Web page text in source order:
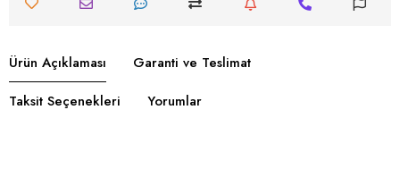
Ürün Açıklaması
Garanti ve Teslimat
Taksit Seçenekleri
Yorumlar